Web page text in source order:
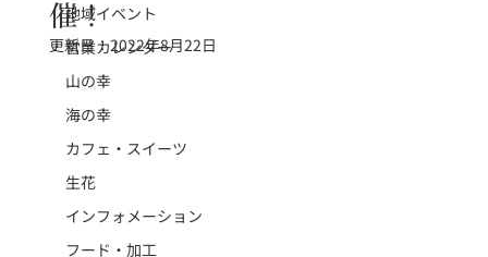
地域イベント
営業カレンダー
山の幸
海の幸
カフェ・スイーツ
生花
インフォメーション
フード・加工
催！
更新日：2022年8月22日